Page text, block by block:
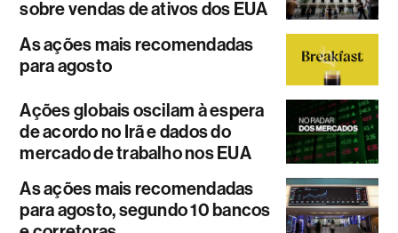
sobre vendas de ativos dos EUA
As ações mais recomendadas
para agosto
Ações globais oscilam à espera
de acordo no Irã e dados do
mercado de trabalho nos EUA
As ações mais recomendadas
para agosto, segundo 10 bancos